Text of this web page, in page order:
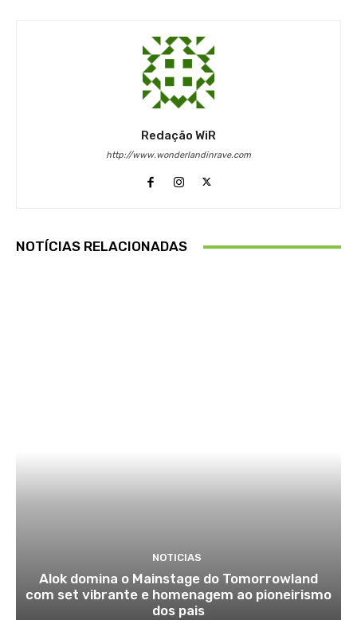
Redação WiR
http://www.wonderlandinrave.com
NOTÍCIAS RELACIONADAS
NOTICIAS
Alok domina o Mainstage do Tomorrowland
com set vibrante e homenagem ao pioneirismo
dos pais